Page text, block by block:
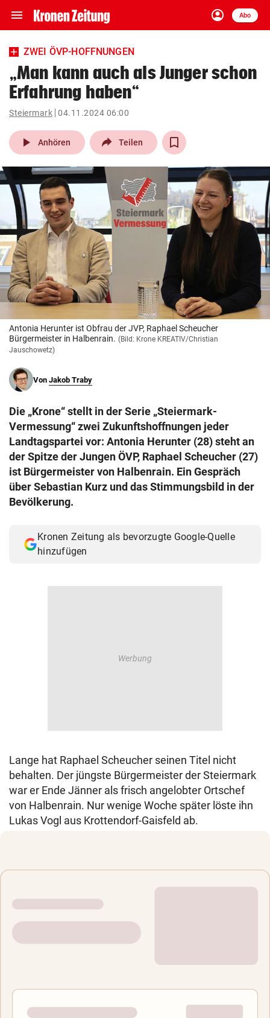
menu Navigation
ein-/ausklappen
account_circle
Anmelden
Abo
close Schließen
account_circle Anmelden
pin_drop
Wien arrow_right
bookmark
search
Suchbegriff
eingeben
© Krone Multimedia GmbH & Co KG 2026
Muthgasse 2, 1190 Wien
ZWEI ÖVP-HOFFNUNGEN
„Man kann auch als Junger schon
Erfahrung haben“
Steiermark 04.11.2024 06:00
play_arrow Anhören Teilen
Antonia Herunter ist Obfrau der JVP, Raphael Scheucher
Bürgermeister in Halbenrain. (Bild: Krone KREATIV/Christian
Jauschowetz)
Von Jakob Traby
Die „Krone“ stellt in der Serie „Steiermark-
Vermessung“ zwei Zukunftshoffnungen jeder
Landtagspartei vor: Antonia Herunter (28) steht an
der Spitze der Jungen ÖVP, Raphael Scheucher (27)
ist Bürgermeister von Halbenrain. Ein Gespräch
über Sebastian Kurz und das Stimmungsbild in der
Bevölkerung.
Kronen Zeitung als bevorzugte Google-Quelle
hinzufügen
Lange hat Raphael Scheucher seinen Titel nicht
behalten. Der jüngste Bürgermeister der Steiermark
war er Ende Jänner als frisch angelobter Ortschef
von Halbenrain. Nur wenige Woche später löste ihn
Lukas Vogl aus Krottendorf-Gaisfeld ab.